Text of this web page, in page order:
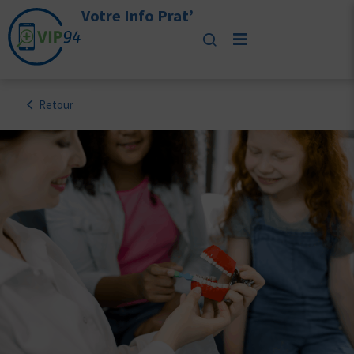
Votre Info Prat’
Retour